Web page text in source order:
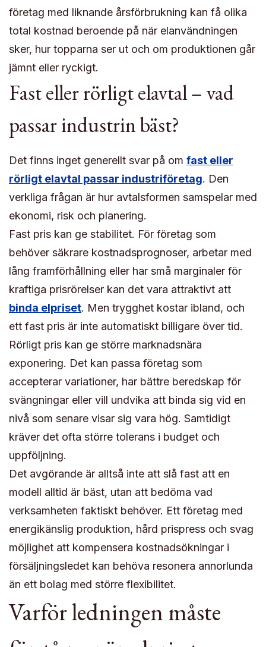
företag med liknande årsförbrukning kan få olika
total kostnad beroende på när elanvändningen
sker, hur topparna ser ut och om produktionen går
jämnt eller ryckigt.
Fast eller rörligt elavtal – vad
passar industrin bäst?
Det finns inget generellt svar på om fast eller
rörligt elavtal passar industriföretag. Den
verkliga frågan är hur avtalsformen samspelar med
ekonomi, risk och planering.
Fast pris kan ge stabilitet. För företag som
behöver säkrare kostnadsprognoser, arbetar med
lång framförhållning eller har små marginaler för
kraftiga prisrörelser kan det vara attraktivt att
binda elpriset. Men trygghet kostar ibland, och
ett fast pris är inte automatiskt billigare över tid.
Rörligt pris kan ge större marknadsnära
exponering. Det kan passa företag som
accepterar variationer, har bättre beredskap för
svängningar eller vill undvika att binda sig vid en
nivå som senare visar sig vara hög. Samtidigt
kräver det ofta större tolerans i budget och
uppföljning.
Det avgörande är alltså inte att slå fast att en
modell alltid är bäst, utan att bedöma vad
verksamheten faktiskt behöver. Ett företag med
energikänslig produktion, hård prispress och svag
möjlighet att kompensera kostnadsökningar i
försäljningsledet kan behöva resonera annorlunda
än ett bolag med större flexibilitet.
Varför ledningen måste